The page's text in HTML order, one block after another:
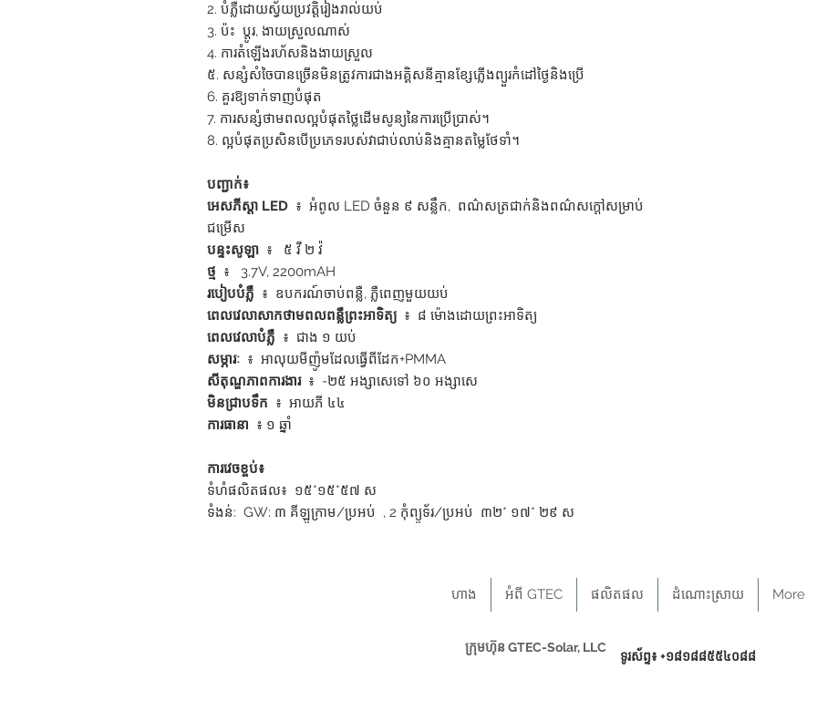
2. បំភ្លឺដោយស្វ័យប្រវត្តិរៀងរាល់យប់
3. ប៉ះ ប្តូរ, ងាយស្រួលណាស់
4. ការតំឡើងរហ័សនិងងាយស្រួល
៥. សន្សំសំចៃបានច្រើនមិនត្រូវការជាងអគ្គិសនីគ្មានខ្សែភ្លើងព្យួរកំដៅថ្ងៃនិងប្រើ
6. គួរឱ្យទាក់ទាញបំផុត
7. ការសន្សំថាមពលល្អបំផុតថ្លៃដើមសូន្យនៃការប្រើប្រាស់។
8. ល្អបំផុតប្រសិនបើប្រភេទរបស់វាជាប់លាប់និងគ្មានតម្លៃថែទាំ។
បញ្ជាក់៖
អេសភីស្តា LED ៖ អំពូល LED ចំនួន ៩ សន្លឹក, ពណ៌សត្រជាក់និងពណ៌សក្តៅសម្រាប់
ជម្រើស
បន្ទះ​សូ​ឡា ៖ ៥ វី ២ វ៉
ថ្ម ៖ 3.7V, 2200mAH
របៀបបំភ្លឺ ៖ ឧបករណ៍ចាប់ពន្លឺ, ភ្លឺពេញមួយយប់
ពេលវេលាសាកថាមពលពន្លឺព្រះអាទិត្យ ៖ ៨ ម៉ោងដោយព្រះអាទិត្យ
ពេលវេលាបំភ្លឺ ៖ ជាង ១ យប់
សម្ភារៈ ៖ អាលុយមីញ៉ូមដែលធ្វើពីដែក+PMMA
សីតុណ្ហភាពការងារ៖ -២៥ អង្សាសេទៅ ៦០ អង្សាសេ
មិន​ជ្រាប​ទឹក ៖ អាយភី ៤៤
ការធានា ៖ ១ ឆ្នាំ
ការវេចខ្ចប់៖
ទំហំផលិតផល៖ ១៥*១៥*៥៧ ស
ទំងន់: GW: ៣ គីឡូក្រាម/ប្រអប់ , 2 កុំព្យូទ័រ/ប្រអប់ ៣២* ១៧* ២៩ ស
ហាង អំពី GTEC ផលិតផល ដំណោះស្រាយ More
ក្រុមហ៊ុន GTEC-Solar, LLC
ទូរស័ព្ទ៖ +១៨១៨៨៥៥៤០៨៨